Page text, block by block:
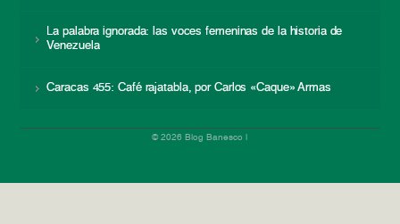
La palabra ignorada: las voces femeninas de la historia de
Venezuela
Caracas 455: Café rajatabla, por Carlos «Caque» Armas
© 2026 Blog Banesco |